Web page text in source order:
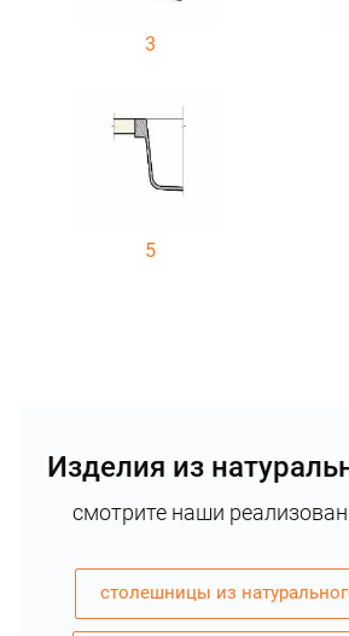
3
5
Изделия из
смотрите наши
столешницы из